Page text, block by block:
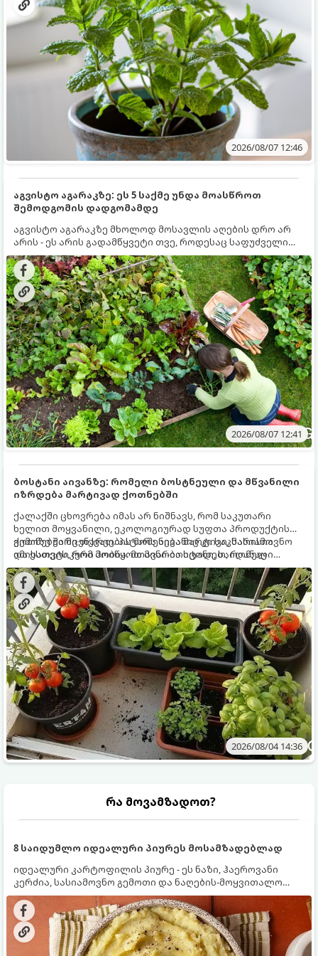
2026/08/07 12:46
აგვისტო აგარაკზე: ეს 5 საქმე უნდა მოასწროთ
შემოდგომის დადგომამდე
აგვისტო აგარაკზე მხოლოდ მოსავლის აღების დრო არ
არის - ეს არის გადამწყვეტი თვე, როდესაც საფუძველი
ეყრება მომავალი წლის მოსავალს და ბაღი მზადდება
შემოდგომა-ზამთრის სეზონისთვის. იმისათვის, რომ
ნიადაგმა ენერგია აღიდგინოს, ხოლო მცენარეებმა
ზამთარს გაუძლონ, აგვისტოს ბოლომდე 5
მნიშვნელოვანი საქმის გაკეთება უნდა მოასწროთ:
2026/08/07 12:41
ბოსტანი აივანზე: რომელი ბოსტნეული და მწვანილი
იზრდება მარტივად ქოთნებში
ქალაქში ცხოვრება იმას არ ნიშნავს, რომ საკუთარი
ხელით მოყვანილი, ეკოლოგიურად სუფთა პროდუქტის
გემოზე უარი თქვათ. პატარა აივანიც კი საკმარისია
იმისათვის, რომ მოიწყოთ მინი-ბოსტანი, საიდანაც
ყოველდღიურად ახალ, არომატულ მწვანილსა და
ბოსტნეულს მოკრეფთ.
ქოთნებში მცენარეების მოშენება მარტივი, სასიამოვნო
და ესთეტიკური ჰობია. მთავარია იცოდეთ, რომელი
კულტურები ეგუებიან ქოთნის პირობებს ყველაზე კარგად
და როგორ მოუაროთ მათ სწორად.
2026/08/04 14:36
რა მოვამზადოთ?
8 საიდუმლო იდეალური პიურეს მოსამზადებლად
იდეალური კარტოფილის პიურე - ეს ნაზი, ჰაეროვანი
კერძია, სასიამოვნო გემოთი და ნაღების-მოყვითალო
ფერით. მისი მომზადება ძალიან მარტივია, მაგრამ
არსებობს რამდენიმე საიდუმლო, რომლებიც უნდა
იცოდეთ, რომ პიურე იდეალურად გემრიელი გამოვიდეს.